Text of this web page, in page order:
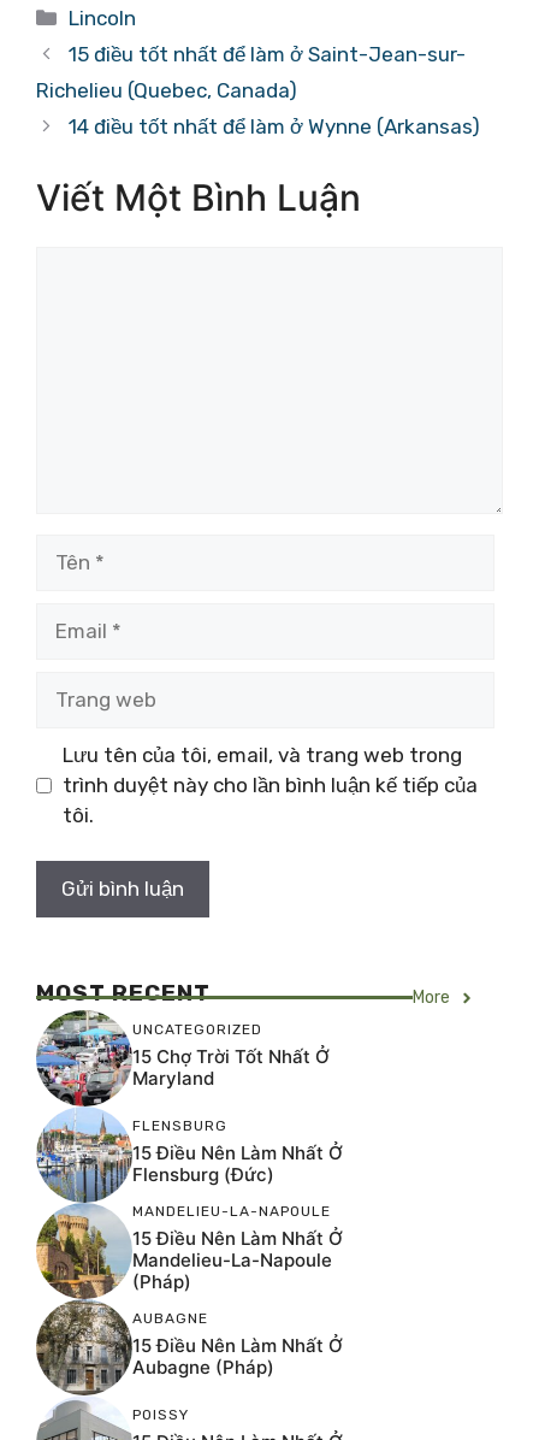
Danh
mục
Lincoln
15 điều tốt nhất để làm ở Saint-Jean-sur-
Richelieu (Quebec, Canada)
14 điều tốt nhất để làm ở Wynne (Arkansas)
Viết Một Bình Luận
web
Lưu tên của tôi, email, và trang web trong
trình duyệt này cho lần bình luận kế tiếp của
tôi.
MOST RECENT More
UNCATEGORIZED
15 Chợ Trời Tốt Nhất Ở
Maryland
FLENSBURG
15 Điều Nên Làm Nhất Ở
Flensburg (Đức)
MANDELIEU-LA-NAPOULE
15 Điều Nên Làm Nhất Ở
Mandelieu-La-Napoule
(Pháp)
AUBAGNE
15 Điều Nên Làm Nhất Ở
Aubagne (Pháp)
POISSY